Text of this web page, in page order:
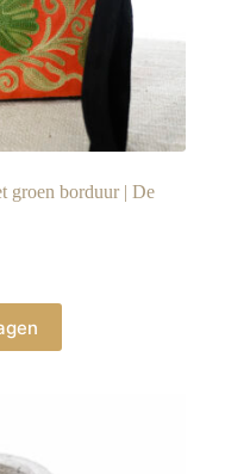
groen borduur | De